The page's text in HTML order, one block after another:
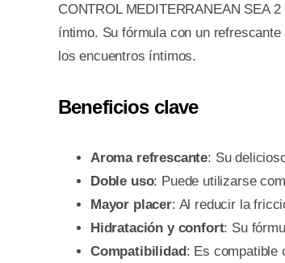
CONTROL MEDITERRANEAN SEA
íntimo. Su fórmula con un
los encuentros íntimos.
Beneficios clave
Aroma refrescante: Su
Doble uso: Puede utilizarse
Mayor placer: Al reducir la
Hidratación y confort: Su
Compatibilidad: Es compatible